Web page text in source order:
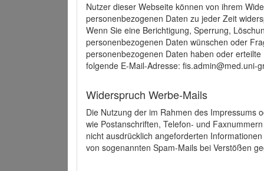
Nutzer dieser Webseite können von ihrem
personenbezogenen Daten zu jeder Zeit
Wenn Sie eine Berichtigung, Sperrung,
personenbezogenen Daten wünschen oder
personenbezogenen Daten haben oder
folgende E-Mail-Adresse: fis.admin@med.uni-
Widerspruch Werbe-Mails
Die Nutzung der im Rahmen des Impressums
wie Postanschriften, Telefon- und
nicht ausdrücklich angeforderten
von sogenannten Spam-Mails bei Verstößen